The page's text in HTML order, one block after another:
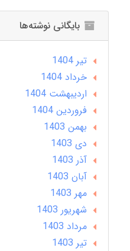
بایگانی نوشته‌ها
تير 1404
خرداد 1404
ارديبهشت 1404
فروردین 1404
بهمن 1403
دی 1403
آذر 1403
آبان 1403
مهر 1403
شهریور 1403
مرداد 1403
تير 1403